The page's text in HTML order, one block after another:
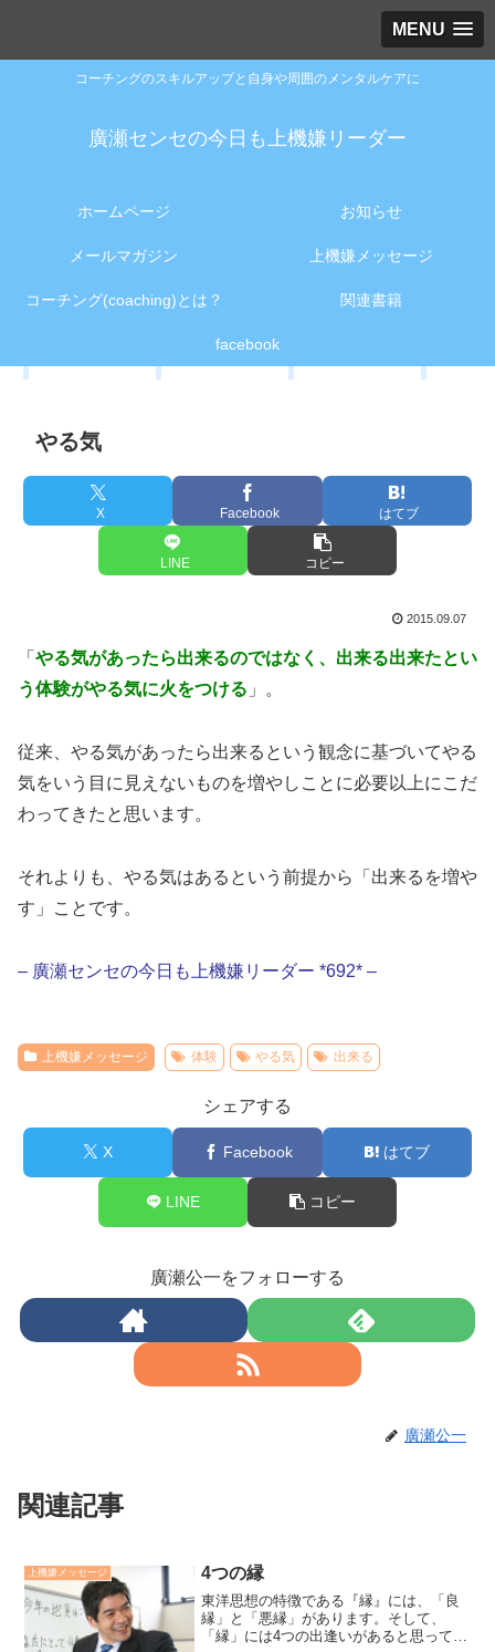
MENU
コーチングのスキルアップと自身や周囲のメンタルケアに
廣瀬センセの今日も上機嫌リーダー
ホームページ お知らせ
メールマガジン 上機嫌メッセージ
コーチング(coaching)とは？ 関連書籍
facebook
やる気
X Facebook はてブ
LINE コピー
2015.09.07
「 やる気があったら出来るのではなく、出来る出来たとい
う体験がやる気に火をつける 」。
従来、やる気があったら出来るという観念に基づいてやる
気をいう目に見えないものを増やしことに必要以上にこだ
わってきたと思います。
それよりも、やる気はあるという前提から「出来るを増や
す」ことです。
– 廣瀬センセの今日も上機嫌リーダー *692* –
上機嫌メッセージ 体験 やる気 出来る
シェアする
X Facebook はてブ
LINE コピー
廣瀬公一をフォローする
廣瀬公一
関連記事
上機嫌メッセージ 4つの縁
東洋思想の特徴である『縁』には、「良
縁」と「悪縁」があります。そして、
「縁」には4つの出逢いがあると思ってい